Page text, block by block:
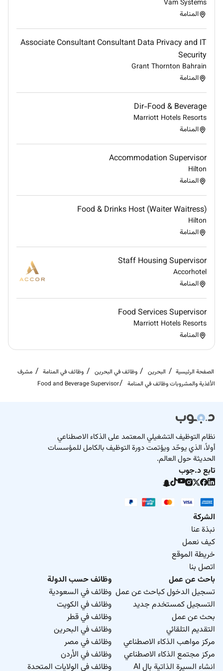
Required Experience:
Manager
Vam Systems
المنامة
Associate Consultant Consultant Data Privacy and IT
Security
Grant Thornton Bahrain
المنامة
Dir-Food & Beverage
Marriott Hotels Resorts
المنامة
Accommodation Supervisor
Hilton
المنامة
Food & Drinks Host (Waiter Waitress)
Hilton
المنامة
Staff Housing Supervisor
Accorhotel
المنامة
Food Services Supervisor
Marriott Hotels Resorts
المنامة
الصفحة الرئيسية البحرين وظائف في البحرين وظائف في المنامة
مشرف
الأغذية والمشروبات وظائف في المنامة
Food and Beverage Supervisor
نظام التوظيف التشغيلي المعتمد على الذكاء الاصطناعي
أولاً، الذي يوحّد ويؤتمت دورة التوظيف بالكامل للمؤسسات
الحديثة حول العالم.
تابع د.جوب
الشركة
نبذة عنا
كيف نعمل
خريطة الموقع
اتصل بنا
باحث عن عمل
تسجيل الدخول كباحث عن عمل
التسجيل كمستخدم جديد
بحث عن عمل
التقديم التلقائي
مركز مواهب الذكاء الاصطناعي
مركز مجتمع الذكاء الاصطناعي
انشاء السيرة الذاتية بال AI
وظائف حسب الدولة
وظائف في السعودية
وظائف في الكويت
وظائف في قطر
وظائف في البحرين
وظائف في مصر
وظائف في الأردن
وظائف في الولايات المتحدة